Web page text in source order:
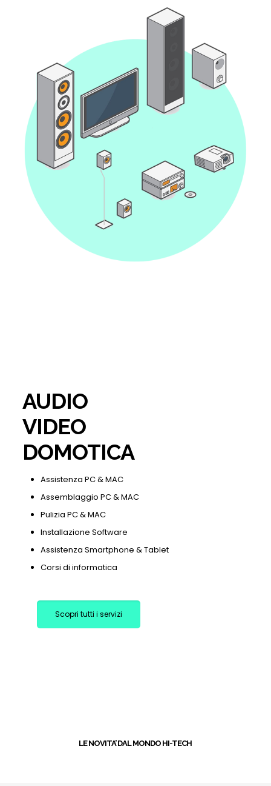
AUDIO
VIDEO
DOMOTICA
Assistenza PC & MAC
Assemblaggio PC & MAC
Pulizia PC & MAC
Installazione Software
Assistenza Smartphone & Tablet
Corsi di informatica
Scopri tutti i servizi
LE NOVITA’ DAL MONDO HI-TECH